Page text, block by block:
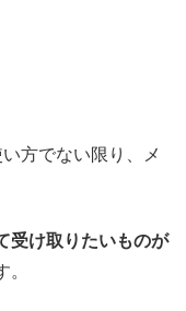
方でない限り、メ
受け取りたいものが